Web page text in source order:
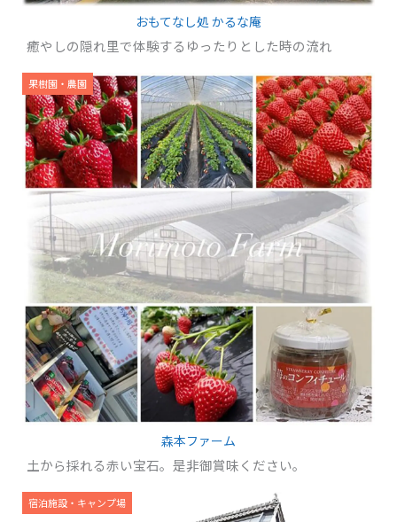
おもてなし処 かるな庵
癒やしの隠れ里で体験するゆったりとした時の流れ
果樹園・農園
森本ファーム
土から採れる赤い宝石。是非御賞味ください。
宿泊施設・キャンプ場